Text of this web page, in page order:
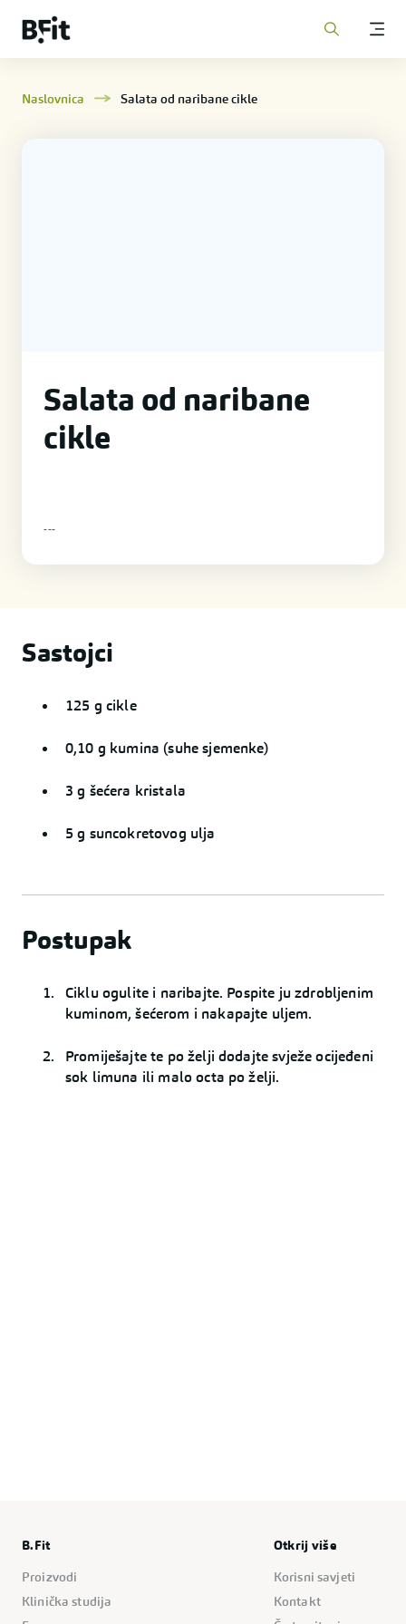
Naslovnica Salata od naribane cikle
Salata od naribane
cikle
---
Sastojci
125 g cikle
0,10 g kumina (suhe sjemenke)
3 g šećera kristala
5 g suncokretovog ulja
Postupak
Ciklu ogulite i naribajte. Pospite ju zdrobljenim
kuminom, šećerom i nakapajte uljem.
Promiješajte te po želji dodajte svježe ocijeđeni
sok limuna ili malo octa po želji.
B.Fit
Proizvodi
Klinička studija
Otkrij više
Korisni savjeti
Kontakt